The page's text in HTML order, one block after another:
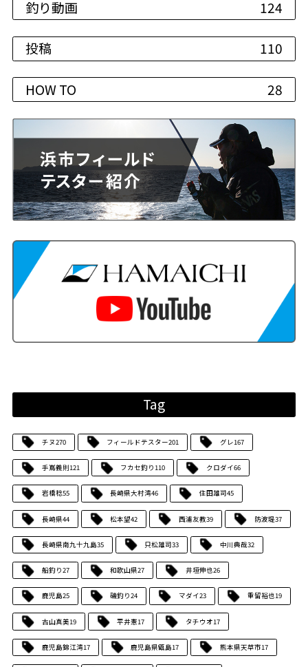
釣り動画 124
投稿 110
HOW TO 28
Tag
チヌ270 フィールドテスター201 グレ167
手嶌義則121 フカセ釣り110 クロダイ66
岩橋稔55 長崎県大村湾46 住田雄司45
長崎県44 松本望42 西浦友教39 防波堤37
長崎県南九十九島35 只松雄司33 中川典哉32
船釣り27 和歌山県27 井垣伸也26
鹿児島25 磯釣り24 マダイ23 重留裕也19
古山真美19 平井憲17 タチウオ17
鹿児島錦江湾17 鹿児島県甑島17 熊本県天草市17